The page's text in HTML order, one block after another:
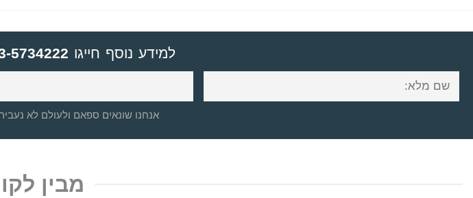
למידע נוסף חייגו 5734222
*אנחנו שונאים ספאם ולעולם לא
מבין